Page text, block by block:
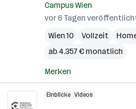
Campus Wien
vor 6 Tagen
Wien 10
Vollzeit
ab 4.357 € monatlich
Merken
Einblicke Videos